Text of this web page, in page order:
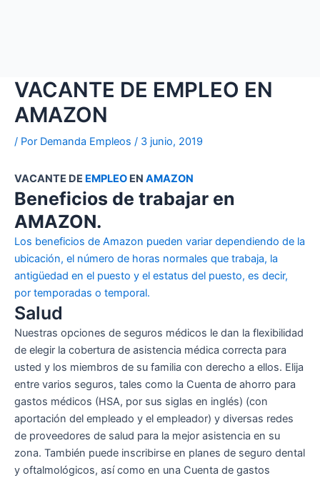
VACANTE DE EMPLEO EN
AMAZON
/ Por Demanda Empleos / 3 junio, 2019
VACANTE DE EMPLEO EN AMAZON
Beneficios de trabajar en
AMAZON.
Los beneficios de Amazon pueden variar dependiendo de la
ubicación, el número de horas normales que trabaja, la
antigüedad en el puesto y el estatus del puesto, es decir,
por temporadas o temporal.
Salud
Nuestras opciones de seguros médicos le dan la flexibilidad
de elegir la cobertura de asistencia médica correcta para
usted y los miembros de su familia con derecho a ellos. Elija
entre varios seguros, tales como la Cuenta de ahorro para
gastos médicos (HSA, por sus siglas en inglés) (con
aportación del empleado y el empleador) y diversas redes
de proveedores de salud para la mejor asistencia en su
zona. También puede inscribirse en planes de seguro dental
y oftalmológicos, así como en una Cuenta de gastos